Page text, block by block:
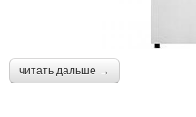
читать дальше →